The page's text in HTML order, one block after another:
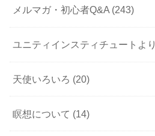
メルマガ・初心者Q&A (243)
ユニティインスティチュートより
天使いろいろ (20)
瞑想について (14)